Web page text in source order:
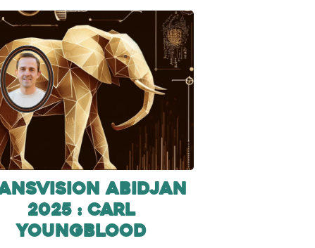
Abidjan
2025 : Carl
Youngblood